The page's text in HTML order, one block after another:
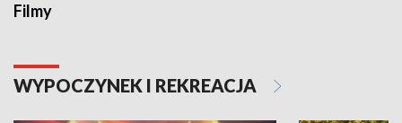
Filmy
WYPOCZYNEK I REKREACJA